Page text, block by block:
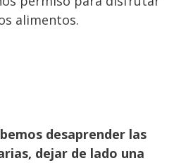
alimentos.
desaprender las
dejar de lado una